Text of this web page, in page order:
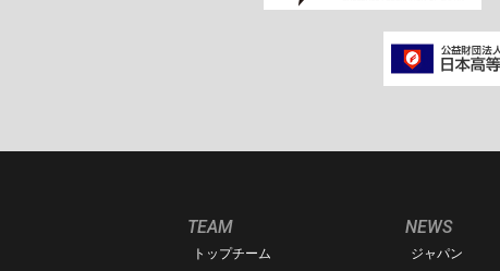
TEAM
トップチーム
NEWS
ジャパン